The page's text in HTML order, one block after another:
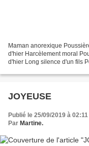
Maman anorexique
d'hier Harcèlement moral
d'hier Long silence d'un fils
JOYEUSE
Publié le 25/09/2019 à 02:11
Par Martine.